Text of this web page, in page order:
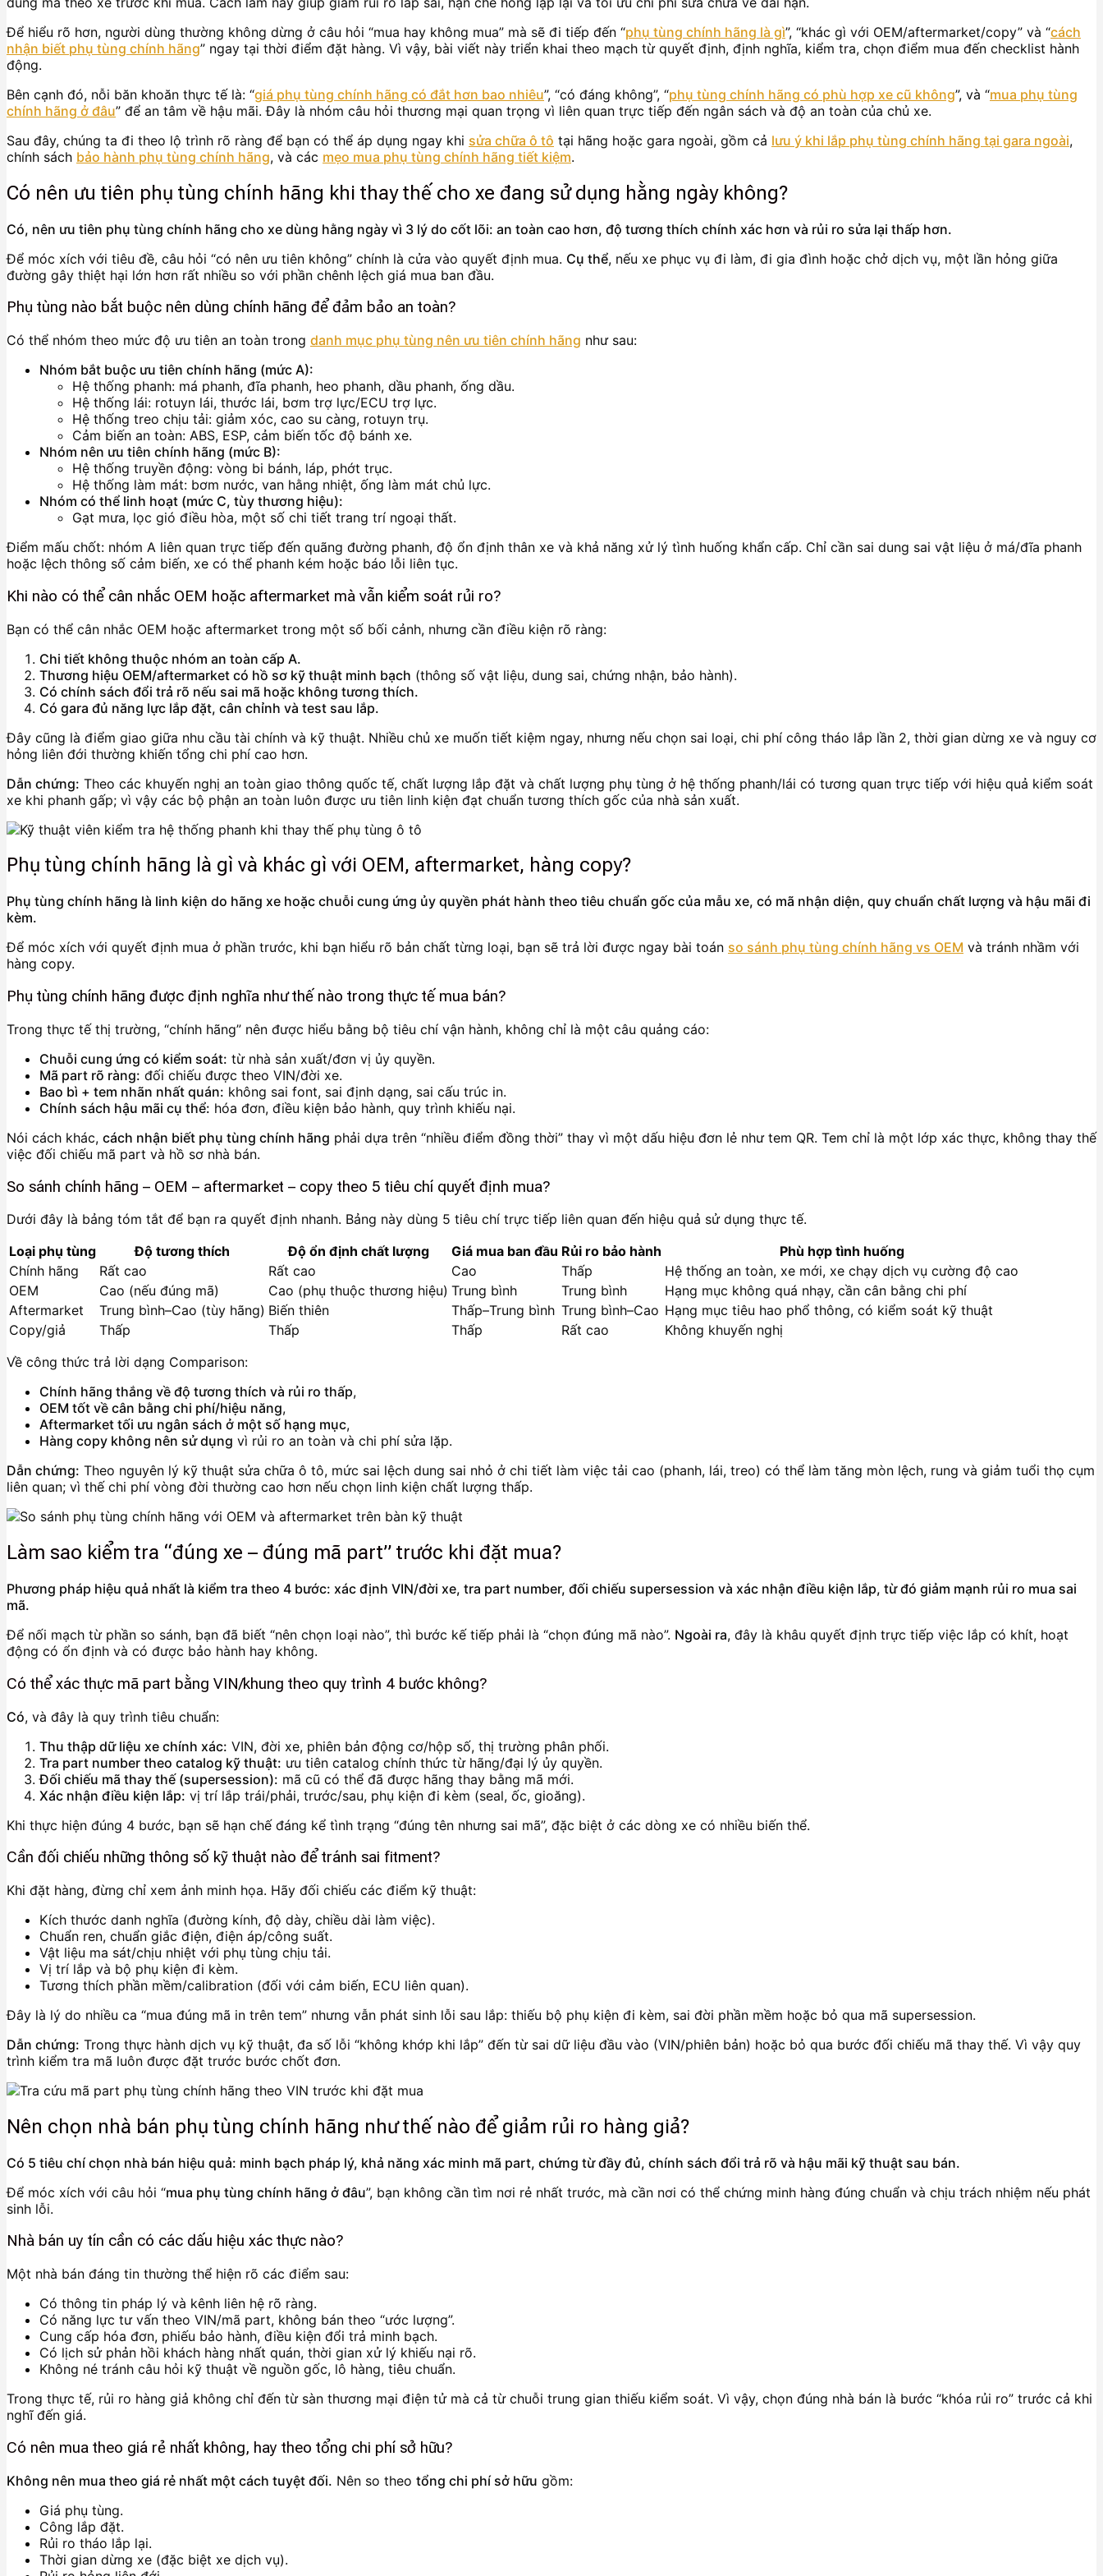
Để hiểu rõ hơn, người dùng thường không dừng ở câu hỏi “mua hay không mua” mà sẽ đi tiếp đến “phụ tùng chính hãng là gì”, “khác gì với OEM/aftermarket/copy” và “cách
nhận biết phụ tùng chính hãng” ngay tại thời điểm đặt hàng. Vì vậy, bài viết này triển khai theo mạch từ quyết định, định nghĩa, kiểm tra, chọn điểm mua đến checklist hành
động.
Bên cạnh đó, nỗi băn khoăn thực tế là: “giá phụ tùng chính hãng có đắt hơn bao nhiêu”, “có đáng không”, “phụ tùng chính hãng có phù hợp xe cũ không”, và “mua phụ tùng
chính hãng ở đâu” để an tâm về hậu mãi. Đây là nhóm câu hỏi thương mại quan trọng vì liên quan trực tiếp đến ngân sách và độ an toàn của chủ xe.
Sau đây, chúng ta đi theo lộ trình rõ ràng để bạn có thể áp dụng ngay khi sửa chữa ô tô tại hãng hoặc gara ngoài, gồm cả lưu ý khi lắp phụ tùng chính hãng tại gara ngoài,
chính sách bảo hành phụ tùng chính hãng, và các mẹo mua phụ tùng chính hãng tiết kiệm.
Có nên ưu tiên phụ tùng chính hãng khi thay thế cho xe đang sử dụng hằng ngày không?
Có, nên ưu tiên phụ tùng chính hãng cho xe dùng hằng ngày vì 3 lý do cốt lõi: an toàn cao hơn, độ tương thích chính xác hơn và rủi ro sửa lại thấp hơn.
Để móc xích với tiêu đề, câu hỏi “có nên ưu tiên không” chính là cửa vào quyết định mua. Cụ thể, nếu xe phục vụ đi làm, đi gia đình hoặc chở dịch vụ, một lần hỏng giữa
đường gây thiệt hại lớn hơn rất nhiều so với phần chênh lệch giá mua ban đầu.
Phụ tùng nào bắt buộc nên dùng chính hãng để đảm bảo an toàn?
Có thể nhóm theo mức độ ưu tiên an toàn trong danh mục phụ tùng nên ưu tiên chính hãng như sau:
Nhóm bắt buộc ưu tiên chính hãng (mức A):
Hệ thống phanh: má phanh, đĩa phanh, heo phanh, dầu phanh, ống dầu.
Hệ thống lái: rotuyn lái, thước lái, bơm trợ lực/ECU trợ lực.
Hệ thống treo chịu tải: giảm xóc, cao su càng, rotuyn trụ.
Cảm biến an toàn: ABS, ESP, cảm biến tốc độ bánh xe.
Nhóm nên ưu tiên chính hãng (mức B):
Hệ thống truyền động: vòng bi bánh, láp, phớt trục.
Hệ thống làm mát: bơm nước, van hằng nhiệt, ống làm mát chủ lực.
Nhóm có thể linh hoạt (mức C, tùy thương hiệu):
Gạt mưa, lọc gió điều hòa, một số chi tiết trang trí ngoại thất.
Điểm mấu chốt: nhóm A liên quan trực tiếp đến quãng đường phanh, độ ổn định thân xe và khả năng xử lý tình huống khẩn cấp. Chỉ cần sai dung sai vật liệu ở má/đĩa phanh
hoặc lệch thông số cảm biến, xe có thể phanh kém hoặc báo lỗi liên tục.
Khi nào có thể cân nhắc OEM hoặc aftermarket mà vẫn kiểm soát rủi ro?
Bạn có thể cân nhắc OEM hoặc aftermarket trong một số bối cảnh, nhưng cần điều kiện rõ ràng:
Chi tiết không thuộc nhóm an toàn cấp A.
Thương hiệu OEM/aftermarket có hồ sơ kỹ thuật minh bạch (thông số vật liệu, dung sai, chứng nhận, bảo hành).
Có chính sách đổi trả rõ nếu sai mã hoặc không tương thích.
Có gara đủ năng lực lắp đặt, cân chỉnh và test sau lắp.
Đây cũng là điểm giao giữa nhu cầu tài chính và kỹ thuật. Nhiều chủ xe muốn tiết kiệm ngay, nhưng nếu chọn sai loại, chi phí công tháo lắp lần 2, thời gian dừng xe và nguy cơ
hỏng liên đới thường khiến tổng chi phí cao hơn.
Dẫn chứng: Theo các khuyến nghị an toàn giao thông quốc tế, chất lượng lắp đặt và chất lượng phụ tùng ở hệ thống phanh/lái có tương quan trực tiếp với hiệu quả kiểm soát
xe khi phanh gấp; vì vậy các bộ phận an toàn luôn được ưu tiên linh kiện đạt chuẩn tương thích gốc của nhà sản xuất.
Phụ tùng chính hãng là gì và khác gì với OEM, aftermarket, hàng copy?
Phụ tùng chính hãng là linh kiện do hãng xe hoặc chuỗi cung ứng ủy quyền phát hành theo tiêu chuẩn gốc của mẫu xe, có mã nhận diện, quy chuẩn chất lượng và hậu mãi đi
kèm.
Để móc xích với quyết định mua ở phần trước, khi bạn hiểu rõ bản chất từng loại, bạn sẽ trả lời được ngay bài toán so sánh phụ tùng chính hãng vs OEM và tránh nhầm với
hàng copy.
Phụ tùng chính hãng được định nghĩa như thế nào trong thực tế mua bán?
Trong thực tế thị trường, “chính hãng” nên được hiểu bằng bộ tiêu chí vận hành, không chỉ là một câu quảng cáo:
Chuỗi cung ứng có kiểm soát: từ nhà sản xuất/đơn vị ủy quyền.
Mã part rõ ràng: đối chiếu được theo VIN/đời xe.
Bao bì + tem nhãn nhất quán: không sai font, sai định dạng, sai cấu trúc in.
Chính sách hậu mãi cụ thể: hóa đơn, điều kiện bảo hành, quy trình khiếu nại.
Nói cách khác, cách nhận biết phụ tùng chính hãng phải dựa trên “nhiều điểm đồng thời” thay vì một dấu hiệu đơn lẻ như tem QR. Tem chỉ là một lớp xác thực, không thay thế
việc đối chiếu mã part và hồ sơ nhà bán.
So sánh chính hãng – OEM – aftermarket – copy theo 5 tiêu chí quyết định mua?
Dưới đây là bảng tóm tắt để bạn ra quyết định nhanh. Bảng này dùng 5 tiêu chí trực tiếp liên quan đến hiệu quả sử dụng thực tế.
Loại phụ tùng
Độ tương thích Độ ổn định chất lượng Giá mua ban đầu Rủi ro bảo hành
Phù hợp tình huống
Chính hãng
Rất cao Rất cao Cao Thấp
Hệ thống an toàn, xe mới, xe chạy dịch vụ cường độ cao
OEM
Cao (nếu đúng mã) Cao (phụ thuộc thương hiệu) Trung bình Trung bình
Hạng mục không quá nhạy, cần cân bằng chi phí
Aftermarket
Trung bình–Cao (tùy hãng) Biến thiên Thấp–Trung bình Trung bình–Cao Hạng mục tiêu hao phổ thông, có kiểm soát kỹ thuật
Copy/giả
Thấp Thấp Thấp Rất cao
Không khuyến nghị
Về công thức trả lời dạng Comparison:
Chính hãng thắng về độ tương thích và rủi ro thấp,
OEM tốt về cân bằng chi phí/hiệu năng,
Aftermarket tối ưu ngân sách ở một số hạng mục,
Hàng copy không nên sử dụng vì rủi ro an toàn và chi phí sửa lặp.
Dẫn chứng: Theo nguyên lý kỹ thuật sửa chữa ô tô, mức sai lệch dung sai nhỏ ở chi tiết làm việc tải cao (phanh, lái, treo) có thể làm tăng mòn lệch, rung và giảm tuổi thọ cụm
liên quan; vì thế chi phí vòng đời thường cao hơn nếu chọn linh kiện chất lượng thấp.
Làm sao kiểm tra “đúng xe – đúng mã part” trước khi đặt mua?
Phương pháp hiệu quả nhất là kiểm tra theo 4 bước: xác định VIN/đời xe, tra part number, đối chiếu supersession và xác nhận điều kiện lắp, từ đó giảm mạnh rủi ro mua sai
mã.
Để nối mạch từ phần so sánh, bạn đã biết “nên chọn loại nào”, thì bước kế tiếp phải là “chọn đúng mã nào”. Ngoài ra, đây là khâu quyết định trực tiếp việc lắp có khít, hoạt
động có ổn định và có được bảo hành hay không.
Có thể xác thực mã part bằng VIN/khung theo quy trình 4 bước không?
Có, và đây là quy trình tiêu chuẩn:
Thu thập dữ liệu xe chính xác: VIN, đời xe, phiên bản động cơ/hộp số, thị trường phân phối.
Tra part number theo catalog kỹ thuật: ưu tiên catalog chính thức từ hãng/đại lý ủy quyền.
Đối chiếu mã thay thế (supersession): mã cũ có thể đã được hãng thay bằng mã mới.
Xác nhận điều kiện lắp: vị trí lắp trái/phải, trước/sau, phụ kiện đi kèm (seal, ốc, gioăng).
Khi thực hiện đúng 4 bước, bạn sẽ hạn chế đáng kể tình trạng “đúng tên nhưng sai mã”, đặc biệt ở các dòng xe có nhiều biến thể.
Cần đối chiếu những thông số kỹ thuật nào để tránh sai fitment?
Khi đặt hàng, đừng chỉ xem ảnh minh họa. Hãy đối chiếu các điểm kỹ thuật:
Kích thước danh nghĩa (đường kính, độ dày, chiều dài làm việc).
Chuẩn ren, chuẩn giắc điện, điện áp/công suất.
Vật liệu ma sát/chịu nhiệt với phụ tùng chịu tải.
Vị trí lắp và bộ phụ kiện đi kèm.
Tương thích phần mềm/calibration (đối với cảm biến, ECU liên quan).
Đây là lý do nhiều ca “mua đúng mã in trên tem” nhưng vẫn phát sinh lỗi sau lắp: thiếu bộ phụ kiện đi kèm, sai đời phần mềm hoặc bỏ qua mã supersession.
Dẫn chứng: Trong thực hành dịch vụ kỹ thuật, đa số lỗi “không khớp khi lắp” đến từ sai dữ liệu đầu vào (VIN/phiên bản) hoặc bỏ qua bước đối chiếu mã thay thế. Vì vậy quy
trình kiểm tra mã luôn được đặt trước bước chốt đơn.
Nên chọn nhà bán phụ tùng chính hãng như thế nào để giảm rủi ro hàng giả?
Có 5 tiêu chí chọn nhà bán hiệu quả: minh bạch pháp lý, khả năng xác minh mã part, chứng từ đầy đủ, chính sách đổi trả rõ và hậu mãi kỹ thuật sau bán.
Để móc xích với câu hỏi “mua phụ tùng chính hãng ở đâu”, bạn không cần tìm nơi rẻ nhất trước, mà cần nơi có thể chứng minh hàng đúng chuẩn và chịu trách nhiệm nếu phát
sinh lỗi.
Nhà bán uy tín cần có các dấu hiệu xác thực nào?
Một nhà bán đáng tin thường thể hiện rõ các điểm sau:
Có thông tin pháp lý và kênh liên hệ rõ ràng.
Có năng lực tư vấn theo VIN/mã part, không bán theo “ước lượng”.
Cung cấp hóa đơn, phiếu bảo hành, điều kiện đổi trả minh bạch.
Có lịch sử phản hồi khách hàng nhất quán, thời gian xử lý khiếu nại rõ.
Không né tránh câu hỏi kỹ thuật về nguồn gốc, lô hàng, tiêu chuẩn.
Trong thực tế, rủi ro hàng giả không chỉ đến từ sàn thương mại điện tử mà cả từ chuỗi trung gian thiếu kiểm soát. Vì vậy, chọn đúng nhà bán là bước “khóa rủi ro” trước cả khi
nghĩ đến giá.
Có nên mua theo giá rẻ nhất không, hay theo tổng chi phí sở hữu?
Không nên mua theo giá rẻ nhất một cách tuyệt đối. Nên so theo tổng chi phí sở hữu gồm:
Giá phụ tùng.
Công lắp đặt.
Rủi ro tháo lắp lại.
Thời gian dừng xe (đặc biệt xe dịch vụ).